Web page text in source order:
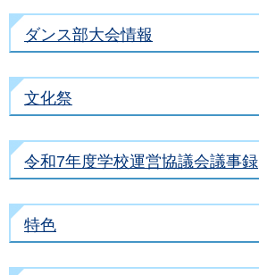
ダンス部大会情報
文化祭
令和7年度学校運営協議会議事録
特色